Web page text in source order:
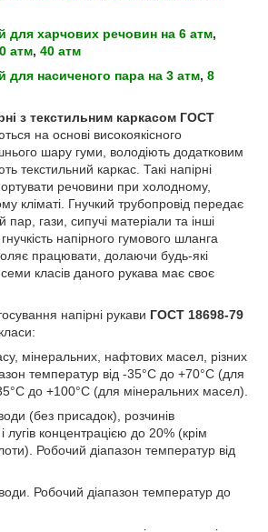
для харчових речовин на 6 атм,
атм, 40 атм
для насиченого пара на 3 атм, 8
з текстильним каркасом ГОСТ
на основі високоякісного
шару гуми, володіють додатковим
текстильний каркас. Такі напірні
речовини при холодному,
кліматі. Гнучкий трубопровід передає
пар, гази, сипучі матеріали та інші
напірного гумового шланга
працювати, долаючи будь-які
класів даного рукава має своє
напірні рукави ГОСТ 18698-79
мінеральних, нафтових масел, різних
температур від -35°С до +70°С (для
до +100°С (для мінеральних масел).
(без присадок), розчинів
лугів концентрацією до 20% (крім
Робочий діапазон температур від
Робочий діапазон температур до